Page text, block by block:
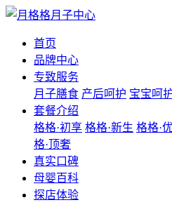
首页
品牌中心
专致服务
月子膳食 产后呵护 宝宝呵
套餐介绍
格格·初享 格格·新生 格格·
格·顶奢
真实口碑
母婴百科
探店体验